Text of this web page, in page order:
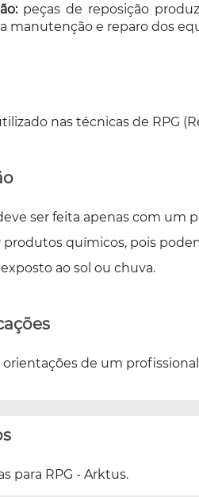
peças de reposição
manutenção e reparo dos
nas técnicas de RPG
ser feita apenas com
produtos químicos, pois
ao sol ou chuva.
orientações de um profissional
para RPG - Arktus.